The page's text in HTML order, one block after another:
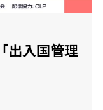
出入国管理